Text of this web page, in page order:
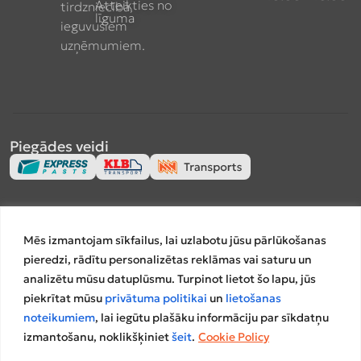
Mēs izmantojam sīkfailus, lai uzlabotu jūsu pārlūkošanas
pieredzi, rādītu personalizētas reklāmas vai saturu un
analizētu mūsu datuplūsmu. Turpinot lietot šo lapu, jūs
piekrītat mūsu privātuma politikai un lietošanas
noteikumiem, lai iegūtu plašāku informāciju par sīkdatņu
izmantošanu, noklikšķinietšeit. Cookie Policy
tirdzniecībā,
ieguvušiem
uzņēmumiem.
Atteikties no
līguma
Piegādes veidi
Salīdzināšanas platformas